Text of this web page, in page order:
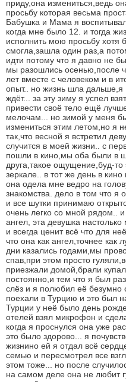
приду,она измениться,ведь
просьбу которая весьма
Бабушка и Мама я
когда мне было 12. и тогда
исполнить мою просьбу хотя
смогла,зашла один раз,а
идти потому что я давно не
мы разошлись осенью,после
лет вместе с человеком и в
опыт.. но жизнь шла дальше,я
ждёт... за эту зиму я успел
привести своё тело ещё
мелочам... но зимой у меня
измениться этим летом,но я
так,что весной я встретил
случится в моей жизни.. с
пошли в кино,мы оба были в
друга,такое ощущение,буд-
зеркале.. в тот же день в
она одела мне ведро на
знакомства. дело в том что я
и все шутки принимаю
очень легко со мной рядом..
ангел, эта девушка
и всегда ценит всё что для
что она как ангел,точнее как
дни казались годами,мы
спав,при этом просто
приезжали домой,брали
постоянно,и тем что я был
слёз и я полюбил её безумно
поехали в Турцию и это был
Турции у неё было день
отелей взял микрофон и
когда я проснулся она уже
это было здорово... я
жизнино ей я отдал всё
семью и пересмотрел все
этом тоже... но после
на самом деле она не любит